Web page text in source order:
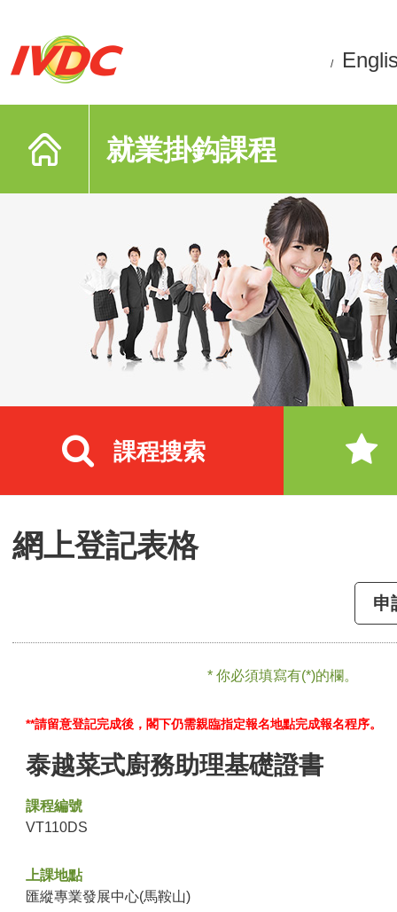
/
就業掛鈎課程
課程搜索
網上登記表格
申
* 你必須填寫有(*)的欄。
**請留意登記完成後，閣下仍需親臨指定報名地點完成報名程序。
泰越菜式廚務助理基礎證書
課程編號
VT110DS
上課地點
匯縱專業發展中心(馬鞍山)